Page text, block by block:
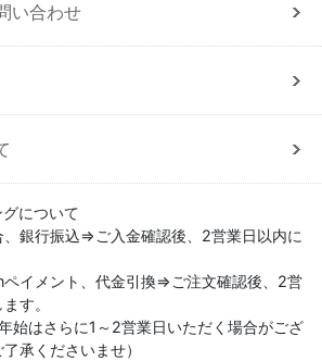
い合わせ
について
銀行振込⇒ご入金確認後、2営業日以内に
イメント、代金引換⇒ご注文確認後、2営
す。
始はさらに1～2営業日いただく場合がござ
承くださいませ）